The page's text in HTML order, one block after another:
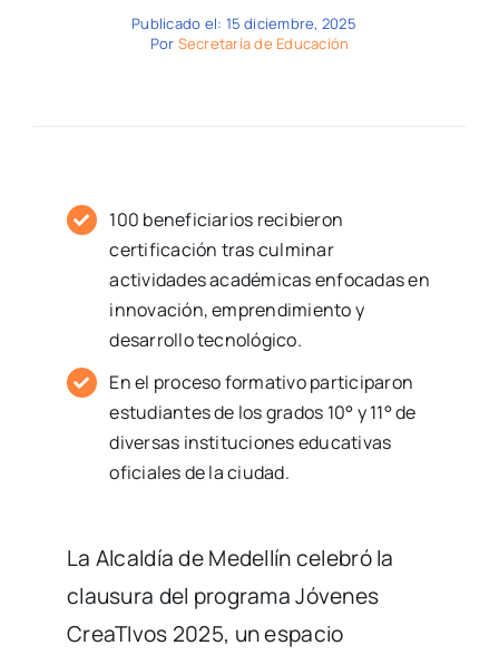
Publicado el: 15 diciembre, 2025
Por Secretaría de Educación
100 beneficiarios recibieron
certificación tras culminar
actividades académicas enfocadas en
innovación, emprendimiento y
desarrollo tecnológico.
En el proceso formativo participaron
estudiantes de los grados 10° y 11° de
diversas instituciones educativas
oficiales de la ciudad.
La Alcaldía de Medellín celebró la
clausura del programa Jóvenes
CreaTIvos 2025, un espacio